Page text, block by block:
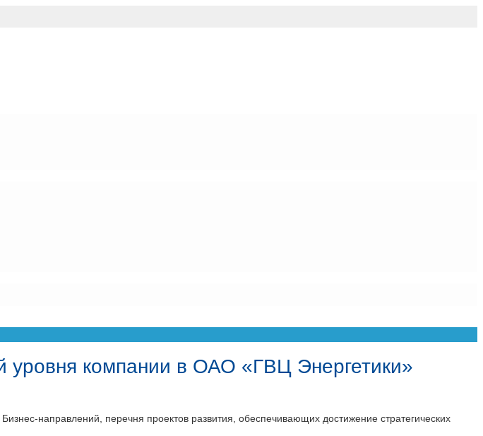
уровня компании в ОАО «ГВЦ Энергетики»
направлений, перечня проектов развития, обеспечивающих достижение стратегических